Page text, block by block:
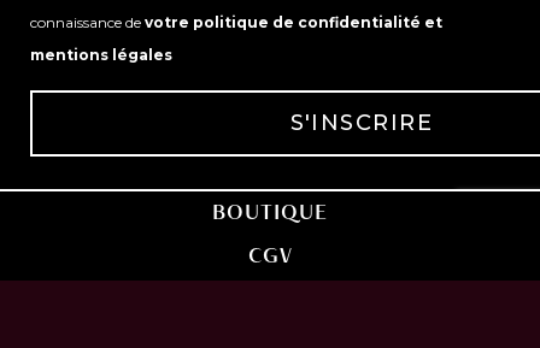
connaissance de votre politique de confidentialité et
mentions légales
BOUTIQUE
CGV